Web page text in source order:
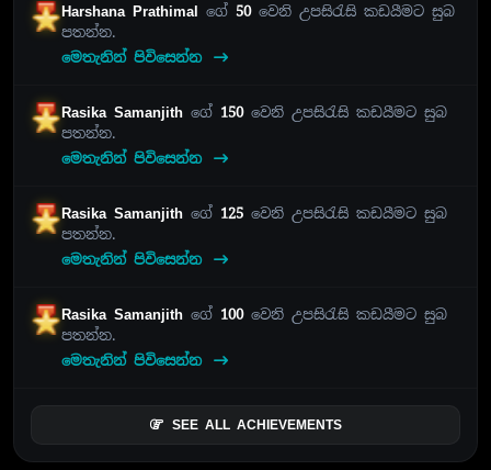
Harshana Prathimal ගේ 50වෙනි උපසිරැසි කඩයීමට සුබ
පතන්න.
මෙතැනින් පිවිසෙන්න
Rasika Samanjithගේ 150වෙනි උපසිරැසි කඩයීමට සුබ
පතන්න.
මෙතැනින් පිවිසෙන්න
Rasika Samanjithගේ 125 වෙනි උපසිරැසි කඩයීමට සුබ
පතන්න.
මෙතැනින් පිවිසෙන්න
Rasika Samanjithගේ 100වෙනි උපසිරැසි කඩයීමට සුබ
පතන්න.
මෙතැනින් පිවිසෙන්න
SEE ALL ACHIEVEMENTS